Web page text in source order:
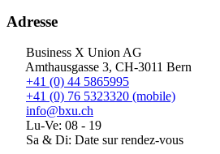
Adresse
Business X Union AG
Amthausgasse 3, CH-3011 Bern
+41 (0) 44 5865995
+41 (0) 76 5323320 (mobile)
info@bxu.ch
Lu-Ve: 08 - 19
Sa & Di: Date sur rendez-vous